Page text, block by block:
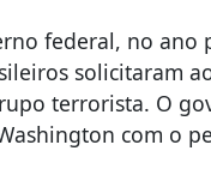
federal, no ano
solicitaram
terrorista. O
com o